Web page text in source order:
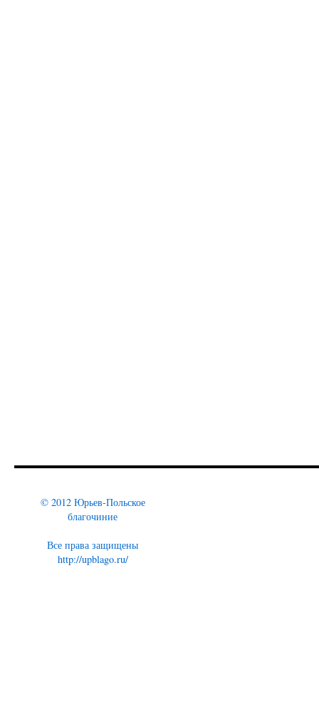
© 2012 Юрьев-Польское
благочиние
Все права защищены
http://upblago.ru/